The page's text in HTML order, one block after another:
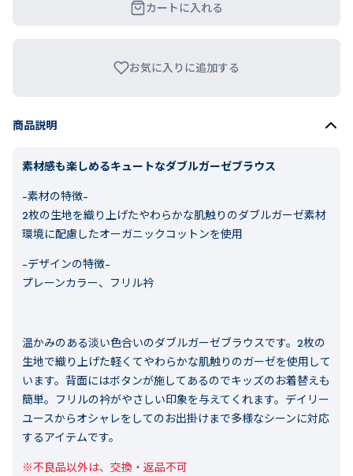
カートに入れる
お気に入りに追加する
商品説明
素材感も楽しめるキュートなダブルガーゼブラウス
-素材の特徴-
2枚の生地を織り上げたやわらかな肌触りのダブルガーゼ素材
環境に配慮したオーガニックコットンを使用
-デザインの特徴-
プレーンカラー、フリル衿
温かみのある淡い色合いのダブルガーゼブラウスです。2枚の
生地で織り上げた軽くてやわらかな肌触りのガーゼを使用して
います。背面にはボタンが施してあるのでキッズのお着替えも
簡単。フリルの衿がやさしい印象を与えてくれます。デイリー
ユースからオシャレをしてのお出掛けまで多様なシーンに対応
するアイテムです。
※不良品以外は、交換・返品不可